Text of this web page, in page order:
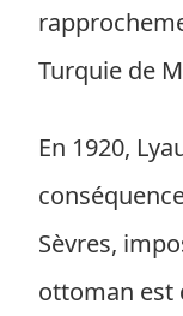
Turquie de
En 1920,
Sèvres,
ottoman est